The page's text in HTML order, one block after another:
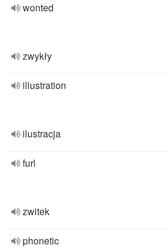
wonted
zwykły
illustration
ilustracja
furl
zwitek
phonetic